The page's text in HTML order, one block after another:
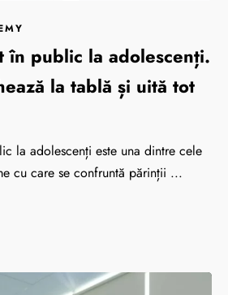
în public la adolescenți.
la tablă și uită tot
la adolescenți este una dintre cele
cu care se confruntă părinții ...